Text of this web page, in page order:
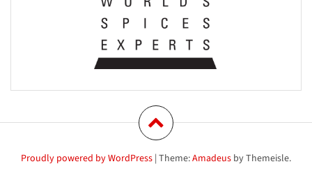
Proudly powered by WordPress | Theme:Amadeus by Themeisle.